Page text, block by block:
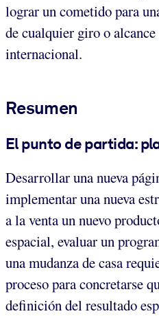
lograr un cometido para
de cualquier giro o
internacional.
Resumen
El punto de partida:
Desarrollar una nueva
implementar una nueva
a la venta un nuevo
espacial, evaluar un
una mudanza de casa
proceso para concretarse
definición del resultado